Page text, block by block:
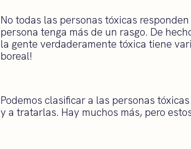
No todas las personas tóxicas
persona tenga más de un rasgo. De
la gente verdaderamente tóxica tiene
boreal!
Podemos clasificar a las personas
y a tratarlas. Hay muchos más, pero